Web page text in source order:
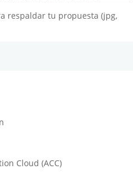
respaldar tu propuesta (jpg,
Cloud (ACC)